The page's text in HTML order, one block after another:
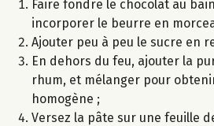
Faire fondre le chocolat au
incorporer le beurre en
Ajouter peu à peu le sucre en
En dehors du feu, ajouter la
rhum, et mélanger pour
homogène ;
Versez la pâte sur une feuille